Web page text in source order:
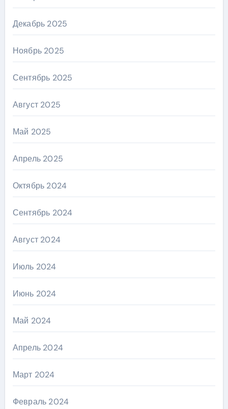
Декабрь 2025
Ноябрь 2025
Сентябрь 2025
Август 2025
Май 2025
Апрель 2025
Октябрь 2024
Сентябрь 2024
Август 2024
Июль 2024
Июнь 2024
Май 2024
Апрель 2024
Март 2024
Февраль 2024